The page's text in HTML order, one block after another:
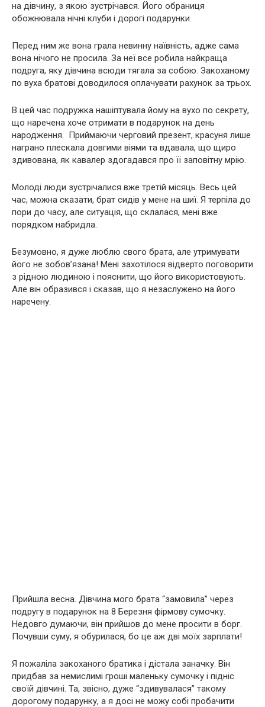
на дівчину, з якою зустрічався. Його обраниця
обожнювала нічні клуби і дорогі подарунки.
Перед ним же вона грала невинну наївність, адже сама
вона нічого не просила. За неї все робила найкраща
подруга, яку дівчина всюди тягала за собою. Закоханому
по вуха братові доводилося оплачувати рахунок за трьох.
В цей час подружка нашіптувала йому на вухо по секрету,
що наречена хоче отримати в подарунок на день
народження. Приймаючи черговий презент, красуня лише
награно плескала довгими віями та вдавала, що щиро
здивована, як кавалер здогадався про її заповітну мрію.
Молоді люди зустрічалися вже третій місяць. Весь цей
час, можна сказати, брат сидів у мене на шиї. Я терпіла до
пори до часу, але ситуація, що склалася, мені вже
порядком набридла.
Безумовно, я дуже люблю свого брата, але утримувати
його не зобов’язана! Мені захотілося відверто поговорити
з рідною людиною і пояснити, що його використовують.
Але він образився і сказав, що я незаслужено на його
наречену.
Прийшла весна. Дівчина мого брата “замовила” через
подругу в подарунок на 8 Березня фірмову сумочку.
Недовго думаючи, він прийшов до мене просити в борг.
Почувши суму, я обурилася, бо це аж дві моїх зарплати!
Я пожаліла закоханого братика і дістала заначку. Він
придбав за немислимі гроші маленьку сумочку і підніс
своїй дівчині. Та, звісно, дуже “здивувалася” такому
дорогому подарунку, а я досі не можу собі пробачити